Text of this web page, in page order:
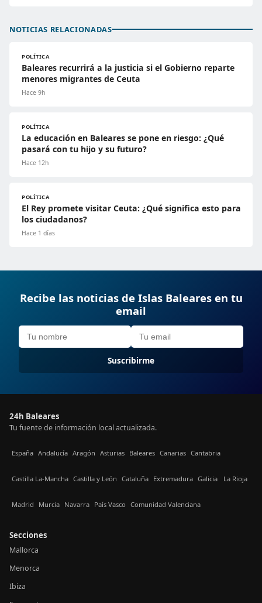
NOTICIAS RELACIONADAS
POLÍTICA
Baleares recurrirá a la justicia si el Gobierno reparte
menores migrantes de Ceuta
Hace 9h
POLÍTICA
La educación en Baleares se pone en riesgo: ¿Qué
pasará con tu hijo y su futuro?
Hace 12h
POLÍTICA
El Rey promete visitar Ceuta: ¿Qué significa esto para
los ciudadanos?
Hace 1 días
Recibe las noticias de Islas Baleares en tu
email
Suscribirme
24h Baleares
Tu fuente de información local actualizada.
España Andalucía Aragón Asturias Baleares Canarias Cantabria
Castilla La-Mancha Castilla y León Cataluña Extremadura Galicia La Rioja
Madrid Murcia Navarra País Vasco Comunidad Valenciana
Secciones
Mallorca
Menorca
Ibiza